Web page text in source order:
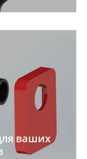
ваших